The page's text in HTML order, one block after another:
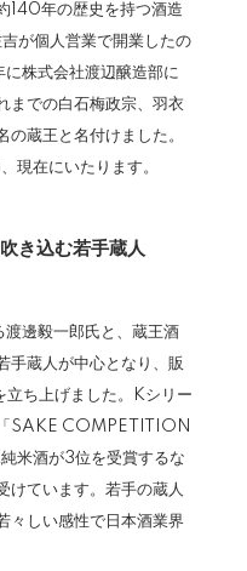
140年の歴史を持つ酒造
が個人営業で開業したの
株式会社渡辺醸造部に
までの白石梅政宗、羽衣
蔵王と名付けました。
現在にいたります。
き込む若手蔵人
邊毅一郎氏と、蔵王酒
手蔵人が中心となり、販
立ち上げました。Kシリー
「SAKE COMPETITION
米酒が3位を受賞するな
けています。若手の蔵人
々しい感性で日本酒業界